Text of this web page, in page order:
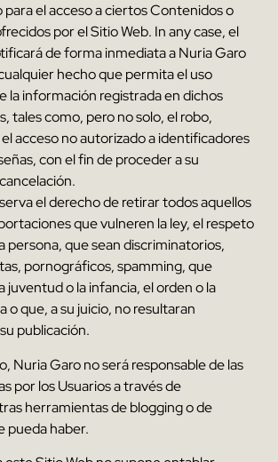
para el acceso a ciertos Contenidos o
por el Sitio Web. In any case,el
de forma inmediata aNuria Garo
hecho que permita el uso
la información registrada en dichos
,tales como, pero no solo,el robo,
acceso no autorizado a identificadores
,con el fin de proceder a su
.
el derecho de retirar todos aquellos
que vulneren la ley,el respeto
persona,que sean discriminatorios,
, pornográficos,spamming,que
juventud o la infancia,el orden o la
o que,a su juicio, no resultaran
publicación.
, Nuria Garono será responsable de las
por los Usuarios a través de
herramientas de blogging o de
pueda haber.